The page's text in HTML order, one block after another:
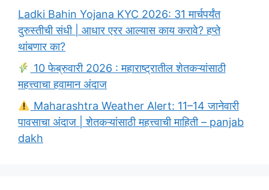
Ladki Bahin Yojana KYC 2026: 31 मार्चपर्यंत
दुरुस्तीची संधी | आधार एरर आल्यास काय करावे? हप्ते
थांबणार का?
10 फेब्रुवारी 2026 : महाराष्ट्रातील शेतकऱ्यांसाठी
महत्त्वाचा हवामान अंदाज
Maharashtra Weather Alert: 11–14 जानेवारी
पावसाचा अंदाज | शेतकऱ्यांसाठी महत्त्वाची माहिती – panjab
dakh